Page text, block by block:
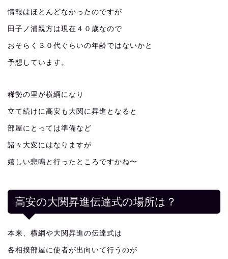
情報はほとんどなかったのですが
田子ノ浦親方は現在４０歳なので
おそらく３０代ぐらいの年齢ではないかと
予想しています。
稀勢の里が横綱になり
立て続けに高安も大関に昇進となると
部屋にとっては準備など
諸々大変にはなりますが
嬉しい悲鳴と行ったところですかね〜
高安の大関昇進伝達式の場所は？
本来、横綱や大関昇進の伝達式は
各相撲部屋に使者が出向いて行うのが